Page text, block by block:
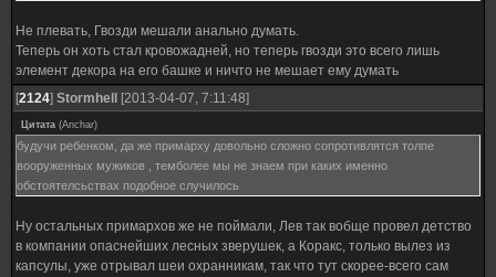
Не плевать, Гвозди мешали анально думать.
Теперь он хоть стал кровожадней, но теперь гвозди это всего лишь
элемент декора на его башке и ничто не мешает ему думать
[2124] Stormhell [2013-04-07, 7:11:48]
Цитата (Anchar)
будучи ребенком, да же примарху довольно сложно сопротивлятся толпе
вооруженных мужиков , темболее мы не знаем при каких именно
обстоятелсьствах подобное случилось
Ну остальных примархов же не поймали, Лев так вобще провел детство
в компании опаснейших лесных зверушек, а Коракс, только вылез из
капсулы, уже отрывал шеи охранникам, так что тут скорее-всего сам